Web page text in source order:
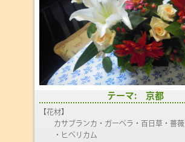
テーマ: 京都
【花材】
カサブランカ・ガーベラ・百日草・薔薇
・ヒペリカム